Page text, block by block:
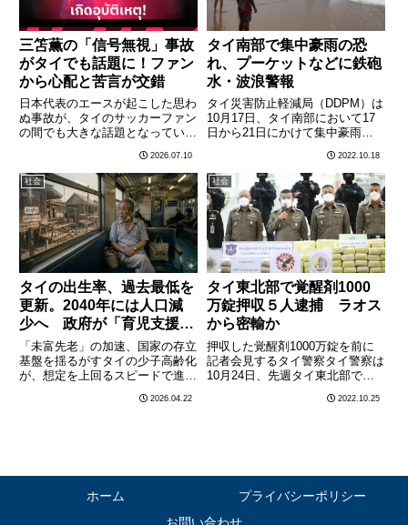
三笘薫の「信号無視」事故
がタイでも話題に！ファン
から心配と苦言が交錯
日本代表のエースが起こした思わ
ぬ事故が、タイのサッカーファン
の間でも大きな話題となってい
所属の三笘薫選手が東京都内で乗
用車を運転中、信号無視をして自
転車の女性と接触し、負傷させた
と日本メディアが報道。タイの各
メ………
2026.07.10
タイ南部で集中豪雨の恐
れ、プーケットなどに鉄砲
水・波浪警報
タイ災害防止軽減局（DDPM）は
10月17日、タイ南部において17
日から21日にかけて集中豪雨が
が最大３メートルまで上昇する恐
れがあるとし、タイ南部を対象と
する鉄砲水警報および波浪警報を
発表した。鉄砲水警報の対………
2022.10.18
社会
タイの出生率、過去最低を
更新。2040年には人口減
少へ 政府が「育児支援」
拡充へ
「未富先老」の加速、国家の存立
基盤を揺るがすタイの少子高齢化
が、想定を上回るスピードで進行
2025年の年間出生数は約41万
2026.04.22
社会
タイ東北部で覚醒剤1000
万錠押収５人逮捕 ラオス
から密輸か
押収した覚醒剤1000万錠を前に
記者会見するタイ警察タイ警察は
10月24日、先週タイ東北部で行
スから密輸されたとみられる覚醒
2022.10.25
ホーム
プライバシーポリシー